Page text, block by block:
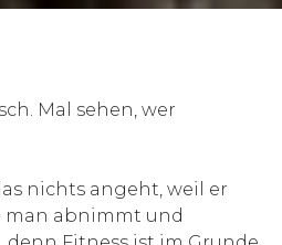
Mal sehen, wer
nichts angeht, weil er
man abnimmt und